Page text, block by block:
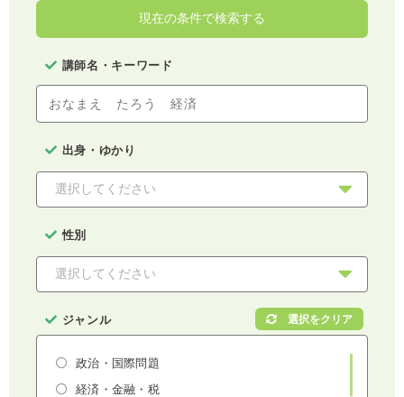
現在の条件で検索する
講師名・キーワード
出身・ゆかり
性別
ジャンル
政治・国際問題
経済・金融・税